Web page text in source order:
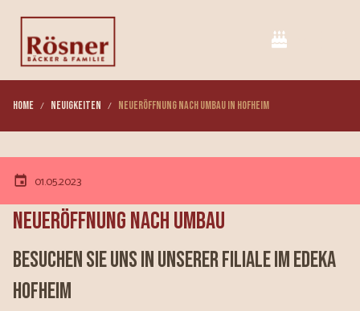
Home Neuigkeiten Neueröffnung nach Umbau in Hofheim
01.05.2023
Neueröffnung nach Umbau
Besuchen Sie uns in unserer Filiale im Edeka
Hofheim